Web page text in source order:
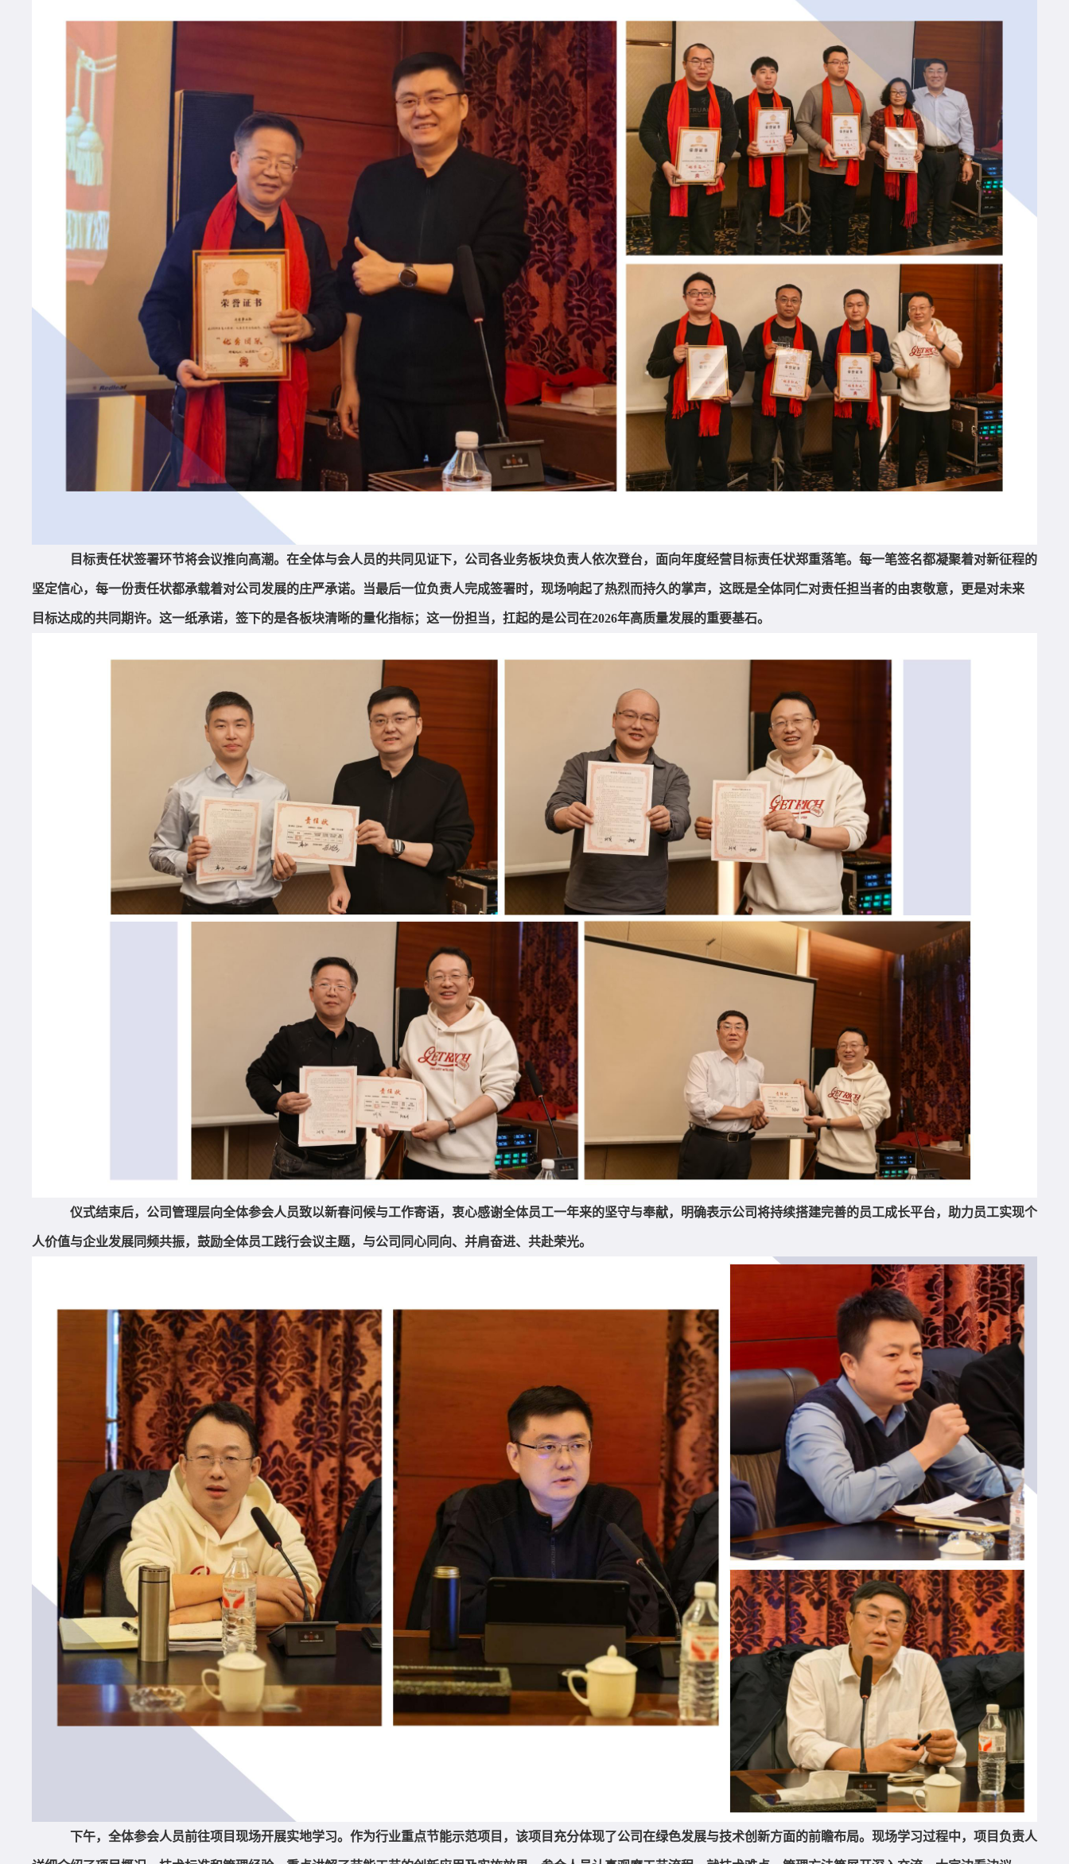
目标责任状签署环节将会议推向高潮。在全体与会人员的共同见证下，公司各业务板块负责人依次登台，面向年度经营目标责任状郑重落笔。每一笔签名都凝聚着对新征程的
坚定信心，每一份责任状都承载着对公司发展的庄严承诺。当最后一位负责人完成签署时，现场响起了热烈而持久的掌声，这既是全体同仁对责任担当者的由衷敬意，更是对未来
目标达成的共同期许。这一纸承诺，签下的是各板块清晰的量化指标；这一份担当，扛起的是公司在2026年高质量发展的重要基石。
仪式结束后，公司管理层向全体参会人员致以新春问候与工作寄语，衷心感谢全体员工一年来的坚守与奉献，明确表示公司将持续搭建完善的员工成长平台，助力员工实现个
人价值与企业发展同频共振，鼓励全体员工践行会议主题，与公司同心同向、并肩奋进、共赴荣光。
下午，全体参会人员前往项目现场开展实地学习。作为行业重点节能示范项目，该项目充分体现了公司在绿色发展与技术创新方面的前瞻布局。现场学习过程中，项目负责人